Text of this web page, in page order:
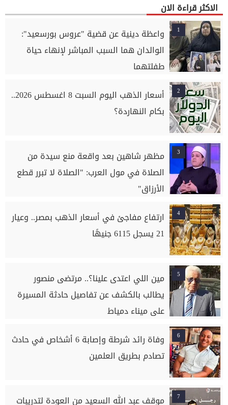
الاكثر قراءة الان
1
واعظة دينية عن قضية "عروس بورسعيد":
الوالدان هما السبب المباشر لإنهاء حياة
طفلتهما
2
أسعار الذهب اليوم السبت 8 اغسطس 2026..
بكام النهاردة؟
3
مظهر شاهين بعد واقعة منع سيدة من
الصلاة في مول العرب: "الصلاة لا تبرر قطع
الأرزاق"
4
ارتفاع مفاجئ في أسعار الذهب بمصر.. وعيار
21 يسجل 6115 جنيهًا
5
مين اللي اعتدى علينا؟.. مرتضى منصور
يطالب بالكشف عن تفاصيل حادثة المسيرة
على ميناء دمياط
6
وفاة رائد شرطة وإصابة 6 أشخاص في حادث
تصادم بطريق العلمين
7 موقف عبد الله السعيد من العودة لتدريبات